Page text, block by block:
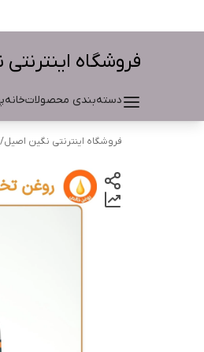
فروشگاه
دسته‌بندی محصولاتخانه
فروشگاه اینترنتی نگین اصیل/